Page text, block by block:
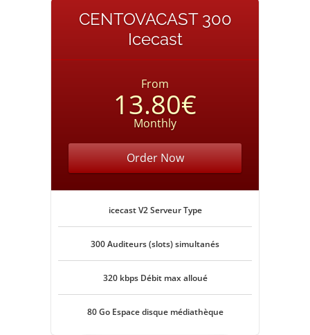
CENTOVACAST 300
Icecast
From
13.80€
Monthly
Order Now
icecast V2 Serveur Type
300 Auditeurs (slots) simultanés
320 kbps Débit max alloué
80 Go Espace disque médiathèque